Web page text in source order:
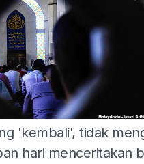
'kembali', tidak
hari menceritakan